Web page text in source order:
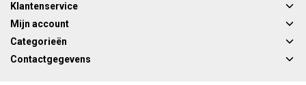
Klantenservice
Mijn account
Categorieën
Contactgegevens